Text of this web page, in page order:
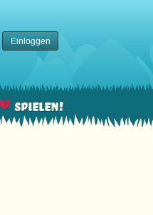
Einloggen
Spielen!